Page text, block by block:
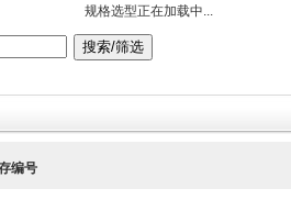
规格选型正在加载中...
编号